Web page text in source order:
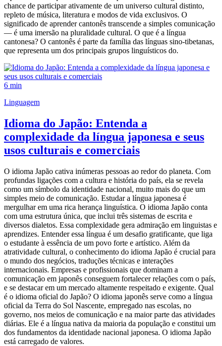
chance de participar ativamente de um universo cultural distinto,
repleto de música, literatura e modos de vida exclusivos. O
significado de aprender cantonês transcende a simples comunicação
— é uma imersão na pluralidade cultural. O que é a língua
cantonesa? O cantonês é parte da família das línguas sino-tibetanas,
que representa um dos principais grupos linguísticos do.
6 min
Linguagem
Idioma do Japão: Entenda a
complexidade da língua japonesa e seus
usos culturais e comerciais
O idioma Japão cativa inúmeras pessoas ao redor do planeta. Com
profundas ligações com a cultura e história do país, ela se revela
como um símbolo da identidade nacional, muito mais do que um
simples meio de comunicação. Estudar a língua japonesa é
mergulhar em uma rica herança linguística. O idioma Japão conta
com uma estrutura única, que inclui três sistemas de escrita e
diversos dialetos. Essa complexidade gera admiração em linguistas e
aprendizes. Entender essa língua é um desafio gratificante, que liga
o estudante à essência de um povo forte e artístico. Além da
atratividade cultural, o conhecimento do idioma Japão é crucial para
o mundo dos negócios, traduções técnicas e interações
internacionais. Empresas e profissionais que dominam a
comunicação em japonês conseguem fortalecer relações com o país,
e se destacar em um mercado altamente respeitado e exigente. Qual
é o idioma oficial do Japão? O idioma japonês serve como a língua
oficial da Terra do Sol Nascente, empregado nas escolas, no
governo, nos meios de comunicação e na maior parte das atividades
diárias. Ele é a língua nativa da maioria da população e constitui um
dos fundamentos da identidade nacional japonesa. O idioma Japão
está carregado de valores.